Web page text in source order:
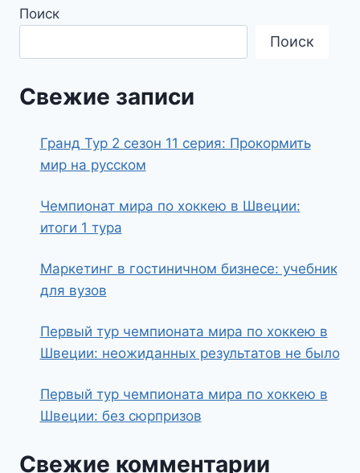
Поиск
Поиск
Свежие записи
Гранд Тур 2 сезон 11 серия: Прокормить
мир на русском
Чемпионат мира по хоккею в Швеции:
итоги 1 тура
Маркетинг в гостиничном бизнесе: учебник
для вузов
Первый тур чемпионата мира по хоккею в
Швеции: неожиданных результатов не было
Первый тур чемпионата мира по хоккею в
Швеции: без сюрпризов
Свежие комментарии